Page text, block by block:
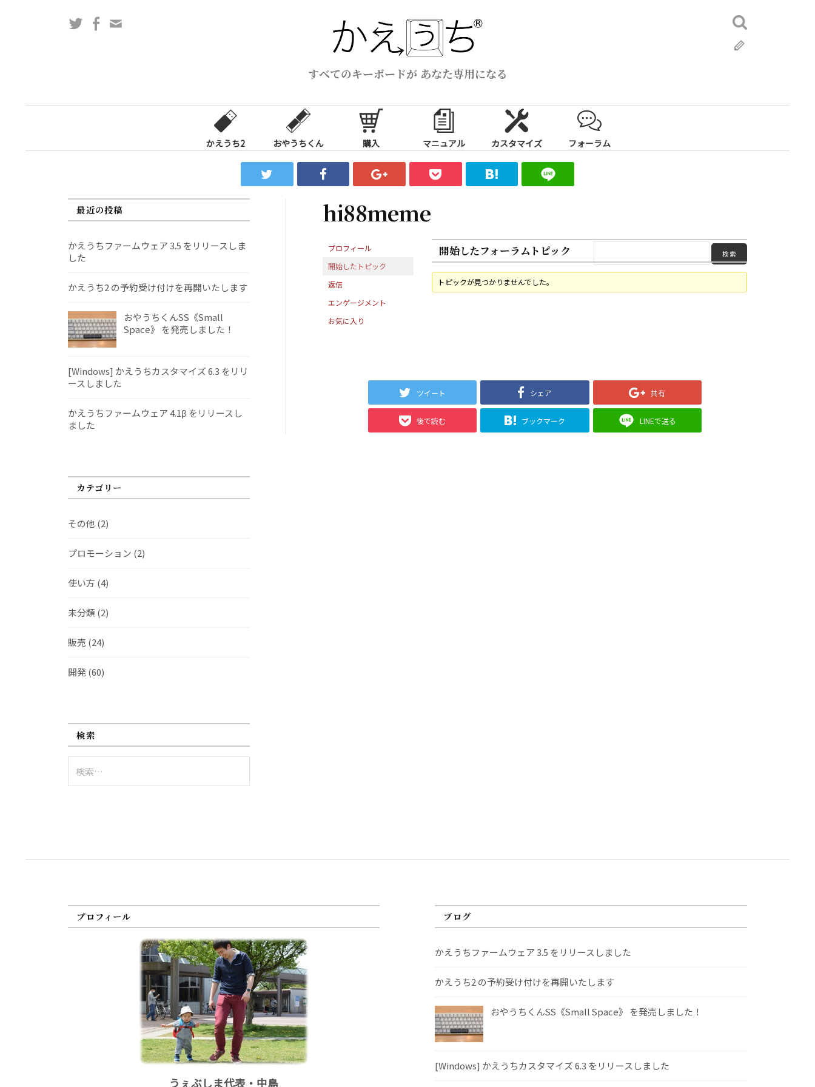
ス
すべてのキーボードが あなた専用になる
TwitterFacebook
検
索:
かえうち2 おやうちくん 購入 マニュアル カスタマイズ フォーラム
hi88meme
プロフィール
開始したトピック
返信
エンゲージメント
お気に入り
開始したフォーラムトピック
トピックが見つかりませんでした。
ツイート シェア 共有
後で読む ブックマーク LINEで送る
最近の投稿
かえうちファームウェア 3.5 をリリースしま
した
かえうち2 の予約受け付けを再開いたします
おやうちくんSS《Small
Space》 を発売しました！
[Windows] かえうちカスタマイズ 6.3 をリリ
ースしました
かえうちファームウェア 4.1β をリリースし
ました
カテゴリー
その他 (2)
プロモーション (2)
使い方 (4)
未分類 (2)
販売 (24)
開発(60)
検索
索:
プロフィール
うぇぶしま代表・中島
ブログ
かえうちファームウェア 3.5 をリリースしました
かえうち2 の予約受け付けを再開いたします
おやうちくんSS《Small Space》 を発売しました！
[Windows] かえうちカスタマイズ 6.3 をリリースしました